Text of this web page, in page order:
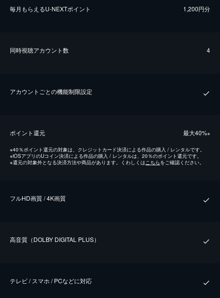
毎⽉もらえるU-NEXTポイント 1,200円分
同時視聴アカウント数 4
アカウントごとの機能制限設定
ポイント還元 最⼤40%※
※40％ポイント還元の対象は、クレジットカード決済による作品の購入 / レンタルです。
※iOSアプリのUコイン決済による作品の購入 / レンタルは、20％のポイント還元です。
※還元の対象外となる決済方法や商品があります。くわしくはこちらをご確認ください。
フルHD画質 / 4K画質
⾼⾳質（DOLBY DIGITAL PLUS）
テレビ / スマホ / PCなどに対応